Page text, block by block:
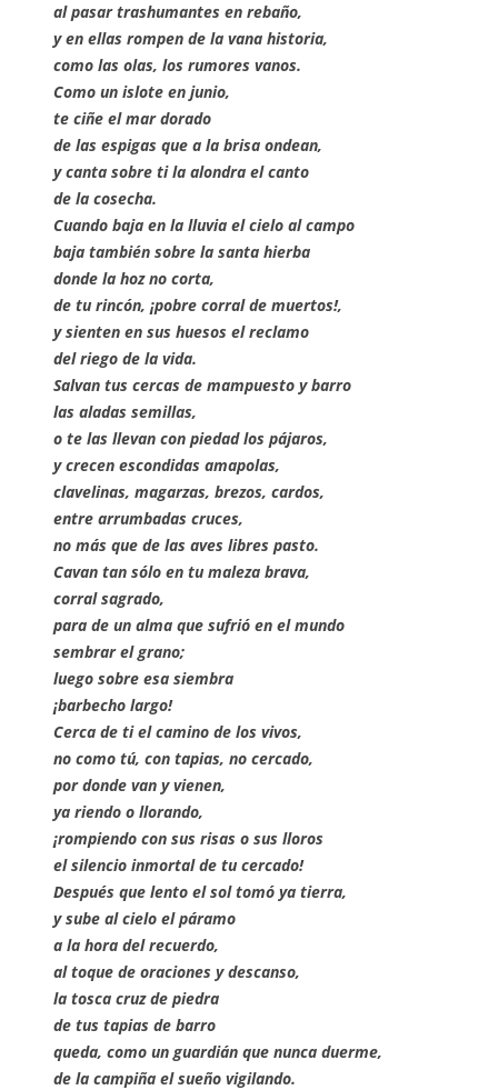
al pasar trashumantes en rebaño,
y en ellas rompen de la vana historia,
como las olas, los rumores vanos.
Como un islote en junio,
te ciñe el mar dorado
de las espigas que a la brisa ondean,
y canta sobre ti la alondra el canto
de la cosecha.
Cuando baja en la lluvia el cielo al campo
baja también sobre la santa hierba
donde la hoz no corta,
de tu rincón, ¡pobre corral de muertos!,
y sienten en sus huesos el reclamo
del riego de la vida.
Salvan tus cercas de mampuesto y barro
las aladas semillas,
o te las llevan con piedad los pájaros,
y crecen escondidas amapolas,
clavelinas, magarzas, brezos, cardos,
entre arrumbadas cruces,
no más que de las aves libres pasto.
Cavan tan sólo en tu maleza brava,
corral sagrado,
para de un alma que sufrió en el mundo
sembrar el grano;
luego sobre esa siembra
¡barbecho largo!
Cerca de ti el camino de los vivos,
no como tú, con tapias, no cercado,
por donde van y vienen,
ya riendo o llorando,
¡rompiendo con sus risas o sus lloros
el silencio inmortal de tu cercado!
Después que lento el sol tomó ya tierra,
y sube al cielo el páramo
a la hora del recuerdo,
al toque de oraciones y descanso,
la tosca cruz de piedra
de tus tapias de barro
queda, como un guardián que nunca duerme,
de la campiña el sueño vigilando.